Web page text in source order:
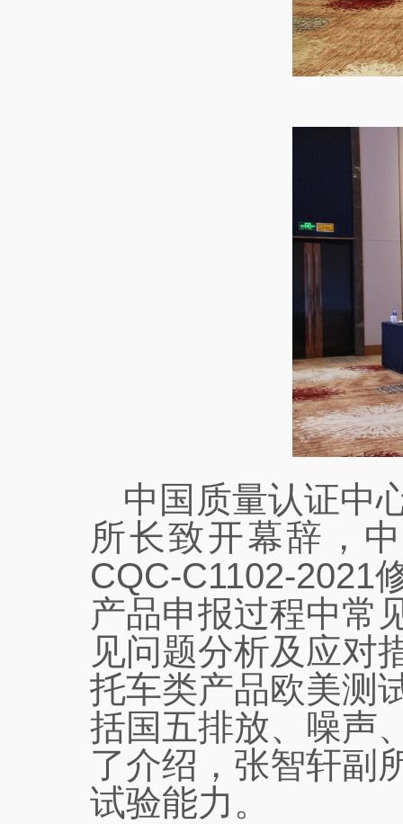
中国质量认证中
所长致开幕辞，
CQC-C1102-2021
产品申报过程中常
见问题分析及应对
托车类产品欧美测
括国五排放、噪声
了介绍，张智轩副
试验能力。